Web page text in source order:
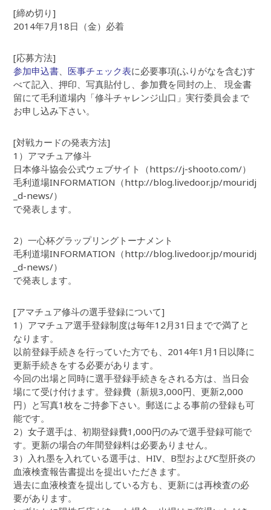
[締め切り]
2014年7月18日（金）必着
[応募方法]
参加申込書、 医事チェック表に必要事項(ふりがなを含む)す
べて記入、押印、写真貼付し、参加費を同封の上、 現金書
留にて毛利道場内「修斗チャレンジ山口」実行委員会まで
お申し込み下さい。
[対戦カードの発表方法]
1）アマチュア修斗
日本修斗協会公式ウェブサイト（https://j-shooto.com/）
毛利道場INFORMATION（http://blog.livedoor.jp/mouridj
_d-news/）
で発表します。
2）一心杯グラップリングトーナメント
毛利道場INFORMATION（http://blog.livedoor.jp/mouridj
_d-news/）
で発表します。
[アマチュア修斗の選手登録について]
1）アマチュア選手登録制度は毎年12月31日までで満了と
なります。
以前登録手続きを行っていた方でも、2014年1月1日以降に
更新手続きをする必要があります。
今回の出場と同時に選手登録手続きをされる方は、当日会
場にて受け付けます。登録費（新規3,000円、更新2,000
円）と写真1枚をご持参下さい。郵送による事前の登録も可
能です。
2）女子選手は、初期登録費1,000円のみで選手登録可能で
す。更新の場合の年間登録料は必要ありません。
3）入れ墨を入れている選手は、HIV、B型およびC型肝炎の
血液検査報告書提出を提出いただきます。
過去に血液検査を提出している方も、更新には再検査の必
要があります。